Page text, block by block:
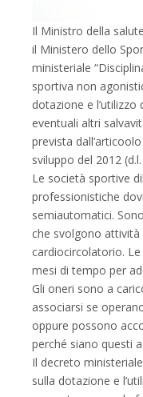
Il Ministro della
il Ministero dello
ministeriale
sportiva non
dotazione e
eventuali altri
prevista
sviluppo del 2012
Le società sportive
professionistiche
semiautomatici.
che svolgono
cardiocircolatorio.
mesi di tempo per
Gli oneri sono a
associarsi se
oppure possono
perché siano questi
Il decreto
sulla dotazione e